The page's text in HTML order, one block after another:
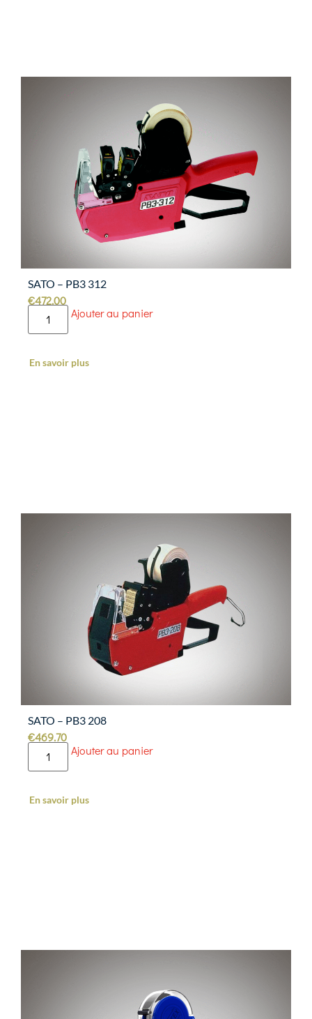
SATO – PB3 312
€472.00
Ajouter au panier
En savoir plus
SATO – PB3 208
€469.70
Ajouter au panier
En savoir plus